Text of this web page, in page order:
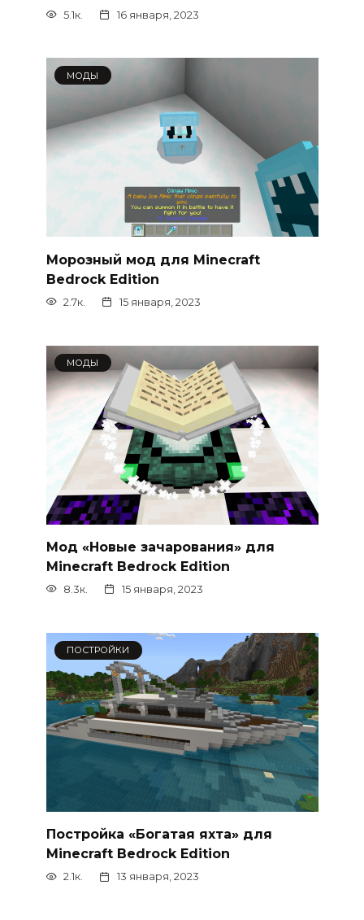
5.1к. 16 января, 2023
МОДЫ
Морозный мод для Minecraft
Bedrock Edition
2.7к. 15 января, 2023
МОДЫ
Мод «Новые зачарования» для
Minecraft Bedrock Edition
8.3к. 15 января, 2023
ПОСТРОЙКИ
Постройка «Богатая яхта» для
Minecraft Bedrock Edition
2.1к. 13 января, 2023